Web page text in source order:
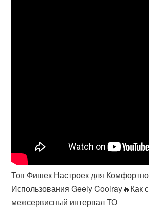
Топ Фишек Настроек для
Использования Geely Coolray🔥Как
межсервисный интервал ТО